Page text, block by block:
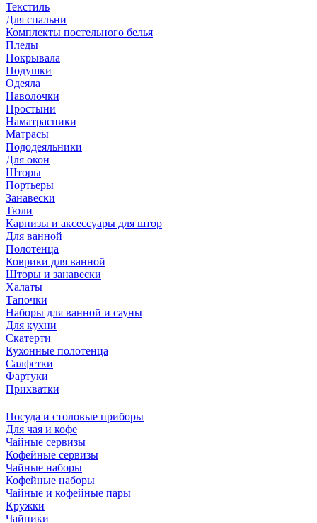
Текстиль
Для спальни
Комплекты постельного белья
Пледы
Покрывала
Подушки
Одеяла
Наволочки
Простыни
Наматрасники
Матрасы
Пододеяльники
Для окон
Шторы
Портьеры
Занавески
Тюли
Карнизы и аксессуары для штор
Для ванной
Полотенца
Коврики для ванной
Шторы и занавески
Халаты
Тапочки
Наборы для ванной и сауны
Для кухни
Скатерти
Кухонные полотенца
Салфетки
Фартуки
Прихватки
Посуда и столовые приборы
Для чая и кофе
Чайные сервизы
Кофейные сервизы
Чайные наборы
Кофейные наборы
Чайные и кофейные пары
Кружки
Чайники